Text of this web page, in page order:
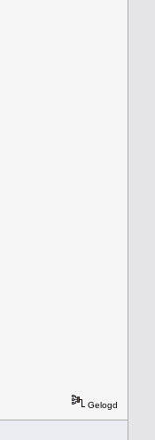
Gelogd